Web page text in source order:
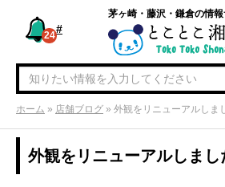
#
24
茅ヶ崎・藤沢・鎌倉の情報
ホーム » 店舗ブログ » 外観をリニューアルしま
外観をリニューアルしまし